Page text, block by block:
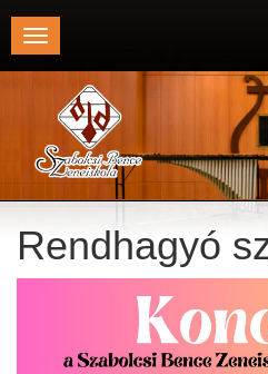
Toggle
navigation
Rendhagyó